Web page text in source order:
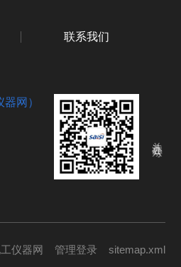
联系我们
网）
仪器网 管理登录 sitemap.xml